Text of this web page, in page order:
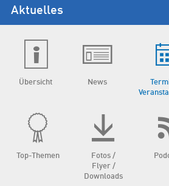
Aktuelles
Übersicht News
Top-Themen
Fotos /
Flyer /
Downloads